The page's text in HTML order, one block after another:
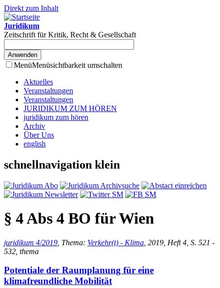
Direkt zum Inhalt
Juridikum
Zeitschrift für Kritik, Recht & Gesellschaft
MenüMenüsichtbarkeit umschalten
Aktuelles
Veranstaltungen
Veranstaltungen
JURIDIKUM ZUM HÖREN
juridikum zum hören
Archiv
Über Uns
english
schnellnavigation klein
§ 4 Abs 4 BO für Wien
juridikum 4/2019 , Thema: Verkehr(t) - Klima , 2019, Heft 4, S. 521 -
532, thema
Potentiale der Raumplanung für eine
klimafreundliche Mobilität